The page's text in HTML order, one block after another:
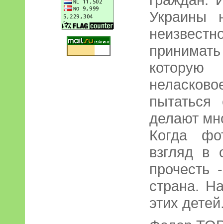
Украины
делают
Когда
взгляд в
прочесть
страна.
этих